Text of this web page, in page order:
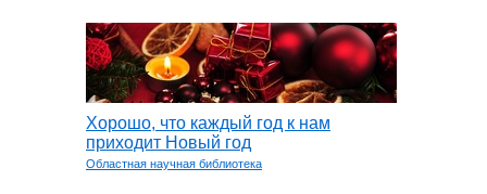
Хорошо, что каждый год к нам
приходит Новый год
Областная научная библиотека